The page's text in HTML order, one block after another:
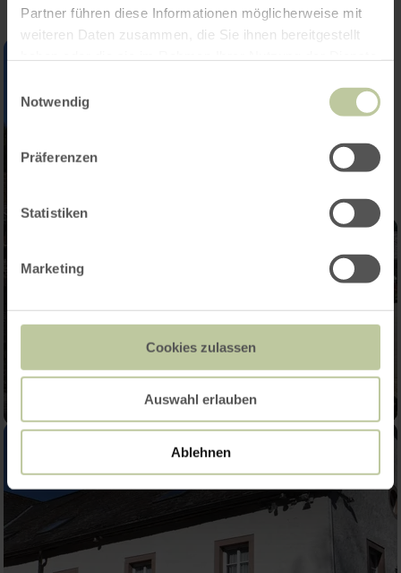
Partner führen diese Informationen möglicherweise mit
weiteren Daten zusammen, die Sie ihnen bereitgestellt
Notwendig
Präferenzen
Statistiken
Marketing
Cookies zulassen
Auswahl erlauben
Ablehnen